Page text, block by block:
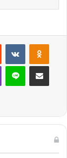
Reddit VKontakte
Viber Line E-Posta ile